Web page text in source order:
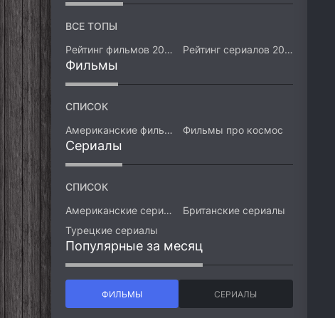
ВСЕ ТОПЫ
Рейтинг фильмов 2026
Рейтинг сериалов 2026
Фильмы
СПИСОК
Американские фильмы
Фильмы про космос
Сериалы
СПИСОК
Американские сериалы
Британские сериалы
Турецкие сериалы
Популярные за месяц
ФИЛЬМЫ СЕРИАЛЫ